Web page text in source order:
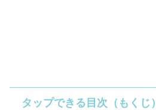
タップできる目次（もくじ）